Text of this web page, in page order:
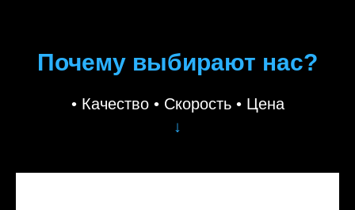
Почему выбирают нас?
• Качество • Скорость • Цена
↓